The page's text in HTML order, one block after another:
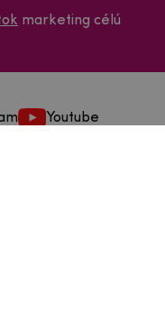
marketing célú
Youtube